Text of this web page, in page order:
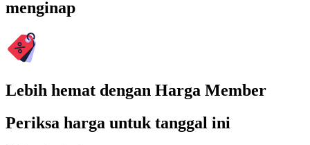
menginap
Lebih hemat dengan Harga Member
Periksa harga untuk tanggal ini